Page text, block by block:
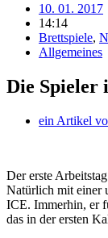
10. 01. 2017
14:14
Brettspiele,
Allgemeines
Die Spieler
ein Artikel
Der erste
Natürlich mit einer
ICE. Immerhin, er
das in der ersten